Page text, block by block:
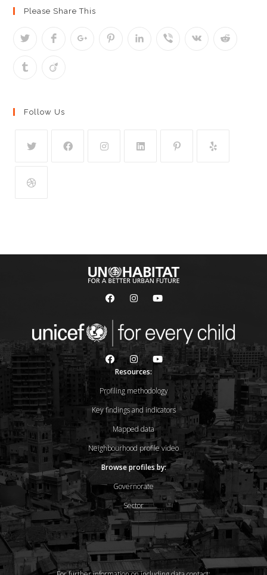
Please Share This
Follow Us
Resources:
Profiling methodology
Key findings and indicators
Mapped data
Neighbourhood profile video
Browse profiles by:
Governorate
Sector